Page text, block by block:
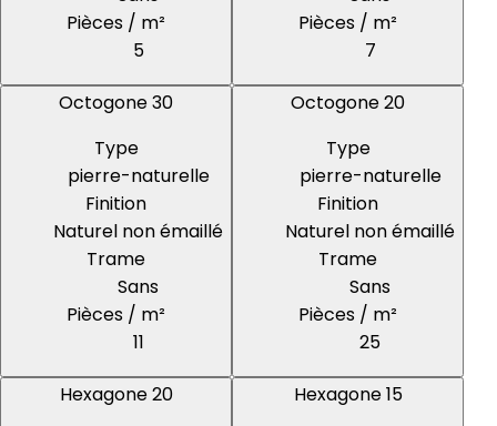
Pièces / m²
5
Pièces / m²
7
Octogone 30
Type
pierre-naturelle
Finition
Naturel non émaillé
Trame
Sans
Pièces / m²
11
Octogone 20
Type
pierre-naturelle
Finition
Naturel non émaillé
Trame
Sans
Pièces / m²
25
Hexagone 20
Hexagone 15